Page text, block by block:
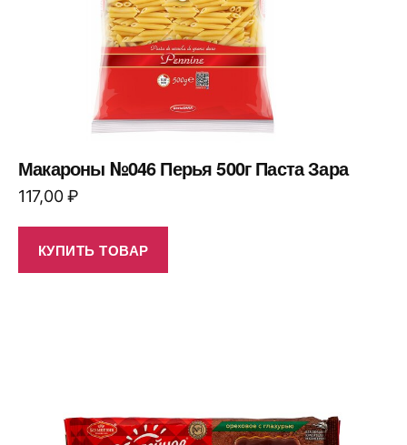
Макароны №046 Перья 500г Паста Зара
117,00₽
КУПИТЬ ТОВАР